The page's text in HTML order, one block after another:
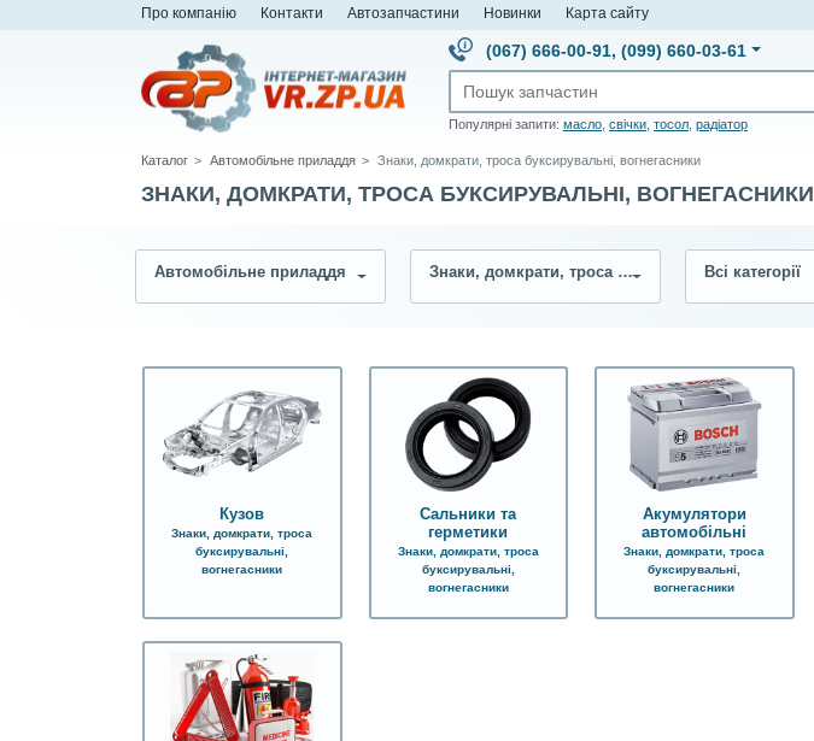
Про компанію Контакти Автозапчастини Новинки Карта сайту
(067) 666-00-91, (099) 660-03-61
Популярні запити: масло свічки тосол радіатор
Каталог Автомобільне приладдя Знаки, домкрати, троса буксирувальні, вогнегасники
ЗНАКИ, ДОМКРАТИ, ТРОСА БУКСИРУВАЛЬНІ, ВОГНЕГАСНИКИ
Автомобільне приладдя Знаки, домкрати, троса буксирувальні, вогнегасники Всі категорії
Кузов
Знаки, домкрати, троса
буксирувальні,
вогнегасники
Сальники та
герметики
Знаки, домкрати, троса
буксирувальні,
вогнегасники
Акумулятори
автомобільні
Знаки, домкрати, троса
буксирувальні,
вогнегасники